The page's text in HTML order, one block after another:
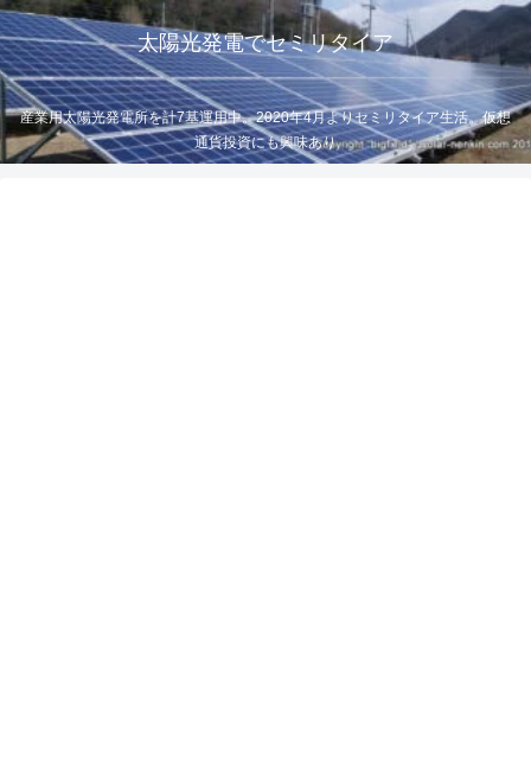
太陽光発電でセミリタイア
産業用太陽光発電所を計7基運用中。2020年4月よりセミリタイア生活。仮想
通貨投資にも興味あり